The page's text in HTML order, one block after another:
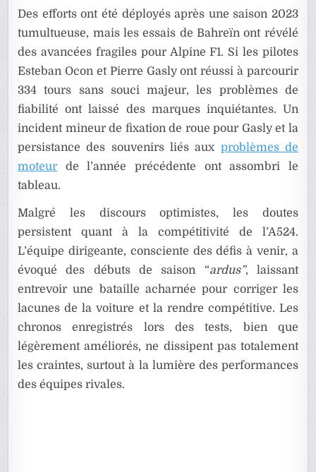
Des efforts ont été déployés après une saison 2023
tumultueuse, mais les essais de Bahreïn ont révélé
des avancées fragiles pour Alpine F1. Si les pilotes
Esteban Ocon et Pierre Gasly ont réussi à parcourir
334 tours sans souci majeur, les problèmes de
fiabilité ont laissé des marques inquiétantes. Un
incident mineur de fixation de roue pour Gasly et la
persistance des souvenirs liés aux problèmes de
moteur de l’année précédente ont assombri le
tableau.
Malgré les discours optimistes, les doutes
persistent quant à la compétitivité de l’A524.
L’équipe dirigeante, consciente des défis à venir, a
évoqué des débuts de saison “ardus”, laissant
entrevoir une bataille acharnée pour corriger les
lacunes de la voiture et la rendre compétitive. Les
chronos enregistrés lors des tests, bien que
légèrement améliorés, ne dissipent pas totalement
les craintes, surtout à la lumière des performances
des équipes rivales.